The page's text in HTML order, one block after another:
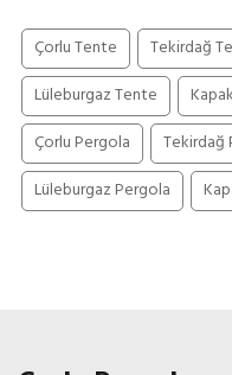
Çorlu Tente Tekirdağ
Lüleburgaz Tente
Çorlu Pergola
Tekirdağ
Lüleburgaz Pergola